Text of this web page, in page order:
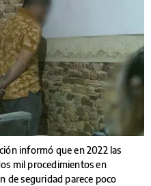
informó que en 2022 las
mil procedimientos en
de seguridad parece poco